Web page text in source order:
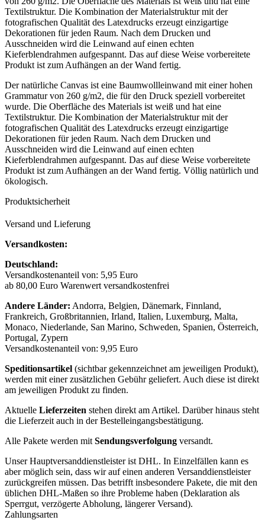
Textilstruktur. Die Kombination der Materialstruktur mit der
fotografischen Qualität des Latexdrucks erzeugt einzigartige
Dekorationen für jeden Raum. Nach dem Drucken und
Ausschneiden wird die Leinwand auf einen echten
Kieferblendrahmen aufgespannt. Das auf diese Weise vorbereitete
Produkt ist zum Aufhängen an der Wand fertig.
Der natürliche Canvas ist eine Baumwollleinwand mit einer hohen
Grammatur von 260 g/m2, die für den Druck speziell vorbereitet
wurde. Die Oberfläche des Materials ist weiß und hat eine
Textilstruktur. Die Kombination der Materialstruktur mit der
fotografischen Qualität des Latexdrucks erzeugt einzigartige
Dekorationen für jeden Raum. Nach dem Drucken und
Ausschneiden wird die Leinwand auf einen echten
Kieferblendrahmen aufgespannt. Das auf diese Weise vorbereitete
Produkt ist zum Aufhängen an der Wand fertig. Völlig natürlich und
ökologisch.
Produktsicherheit
Versand und Lieferung
Versandkosten:
Deutschland:
Versandkostenanteil von: 5,95 Euro
ab 80,00 Euro Warenwert versandkostenfrei
Andere Länder: Andorra, Belgien, Dänemark, Finnland,
Frankreich, Großbritannien, Irland, Italien, Luxemburg, Malta,
Monaco, Niederlande, San Marino, Schweden, Spanien, Österreich,
Portugal, Zypern
Versandkostenanteil von: 9,95 Euro
Speditionsartikel (sichtbar gekennzeichnet am jeweiligen Produkt),
werden mit einer zusätzlichen Gebühr geliefert. Auch diese ist direkt
am jeweiligen Produkt zu finden.
Aktuelle Lieferzeiten stehen direkt am Artikel. Darüber hinaus steht
die Lieferzeit auch in der Bestelleingangsbestätigung.
Alle Pakete werden mit Sendungsverfolgung versandt.
Unser Hauptversanddienstleister ist DHL. In Einzelfällen kann es
aber möglich sein, dass wir auf einen anderen Versanddienstleister
zurückgreifen müssen. Das betrifft insbesondere Pakete, die mit den
üblichen DHL-Maßen so ihre Probleme haben (Deklaration als
Sperrgut, verzögerte Abholung, längerer Versand).
Zahlungsarten